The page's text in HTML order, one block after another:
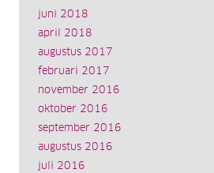
juni 2018
april 2018
augustus 2017
februari 2017
november 2016
oktober 2016
september 2016
augustus 2016
juli 2016